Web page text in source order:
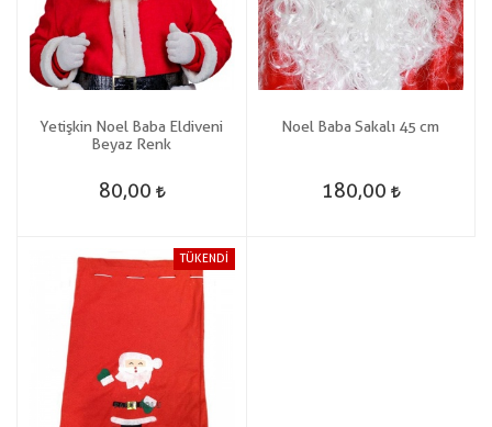
Yetişkin Noel Baba Eldiveni
Beyaz Renk
80,00
Noel Baba Sakalı 45 cm
180,00
TÜKENDİ